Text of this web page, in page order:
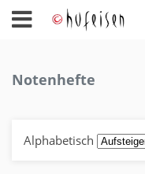
Notenhefte
Alphabetisch